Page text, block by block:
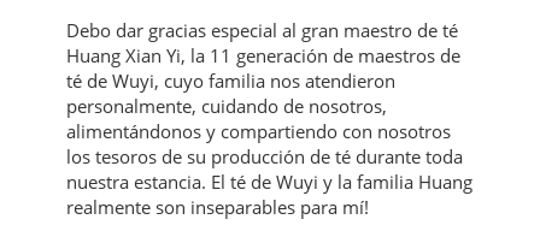
Debo dar gracias especial al gran maestro de té
Huang Xian Yi, la 11 generación de maestros de
té de Wuyi, cuyo familia nos atendieron
personalmente, cuidando de nosotros,
alimentándonos y compartiendo con nosotros
los tesoros de su producción de té durante toda
nuestra estancia. El té de Wuyi y la familia Huang
realmente son inseparables para mí!